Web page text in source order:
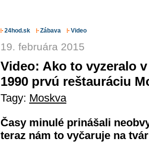
24hod.sk Zábava Video
19. februára 2015
Video: Ako to vyzeralo
1990 prvú reštauráciu
Tagy: Moskva
Časy minulé prinášali
teraz nám to vyčaruje na